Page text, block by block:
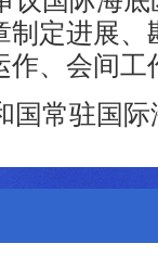
定进展
作、会间
国常驻国